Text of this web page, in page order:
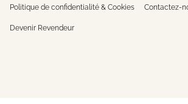
Politique de confidentialité & Cookies Contactez-
Devenir Revendeur